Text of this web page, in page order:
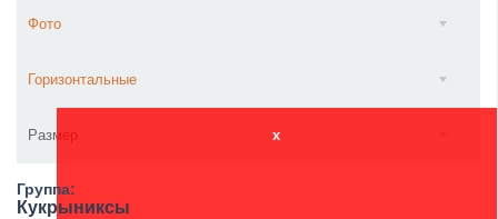
Фото
Горизонтальные
Размер x
Группа:
Кукрыниксы